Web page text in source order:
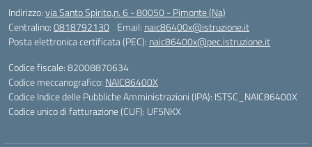
Indirizzo:via Santo Spirito,n. 6 - 80050 - Pimonte (Na)
Centralino:0818792130 Email: naic86400x@istruzione.it
Posta elettronica certificata (PEC): naic86400x@pec.istruzione.it
Codice fiscale: 82008870634
Codice meccanografico: NAIC86400X
Codice Indice delle Pubbliche Amministrazioni (IPA): ISTSC_NAIC86400X
Codice unico di fatturazione (CUF): UF5NKX